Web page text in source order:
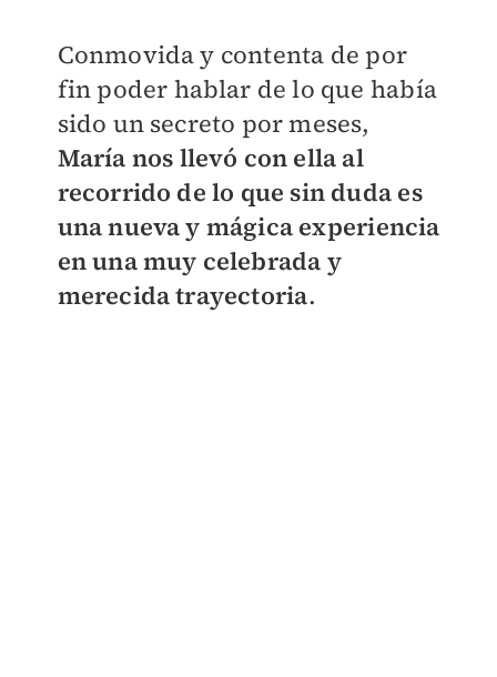
Conmovida y contenta de por
fin poder hablar de lo que había
sido un secreto por meses,
María nos llevó con ella al
recorrido de lo que sin duda es
una nueva y mágica experiencia
en una muy celebrada y
merecida trayectoria.